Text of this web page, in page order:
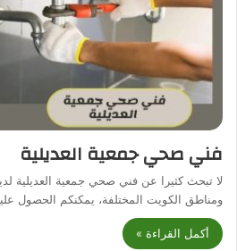
فني صحي جمعية العديلية
لا تبحث كثيرا عن فني صحي جمعية العديلية
ومناطق الكويت المختلفة، يمكنكم الحصول
أكمل القراءة »